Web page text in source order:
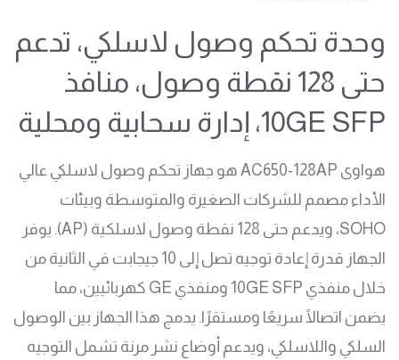
وحدة تحكم وصول لاسلكي، تدعم
حتى 128 نقطة وصول، منافذ
10GE SFP، إدارة سحابية ومحلية
هواوى AC650-128AP هو جهاز تحكم وصول لاسلكي عالي
الأداء مصمم للشركات الصغيرة والمتوسطة وبيئات
SOHO، ويدعم حتى 128 نقطة وصول لاسلكية (AP). يوفر
الجهاز قدرة إعادة توجيه تصل إلى 10 جيجابت في الثانية من
خلال منفذي 10GE SFP ومنفذي GE كهربائيين، مما
يضمن اتصالًا سريعًا ومستقرًا. يدمج هذا الجهاز بين الوصول
السلكي واللاسلكي، ويدعم أوضاع نشر مرنة تشمل التوجيه